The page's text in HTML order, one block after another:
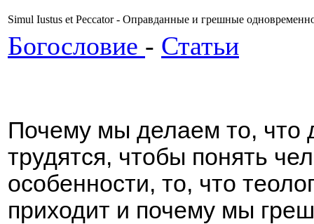
Simul Iustus et Peccator - Оправданные и грешные
Богословие - Статьи
Почему мы делаем то, что
трудятся, чтобы понять
особенности, то, что
приходит и почему мы